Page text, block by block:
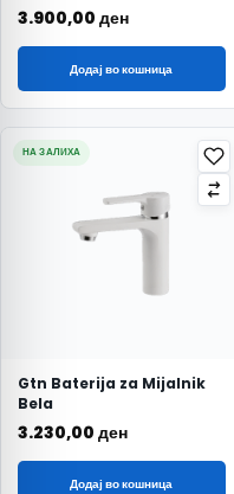
3.900,00 ден
Додај во кошница
НА ЗАЛИХА
Gtn Baterija za Mijalnik
Bela
3.230,00 ден
Додај во кошница